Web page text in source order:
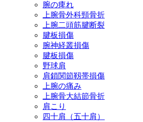
腕の痺れ
上腕骨外科頸骨折
上腕二頭筋腱断裂
腱板損傷
腕神経叢損傷
腱板損傷
野球肩
肩鎖関節靱帯損傷
上腕の痛み
上腕骨大結節骨折
肩こり
四十肩（五十肩）